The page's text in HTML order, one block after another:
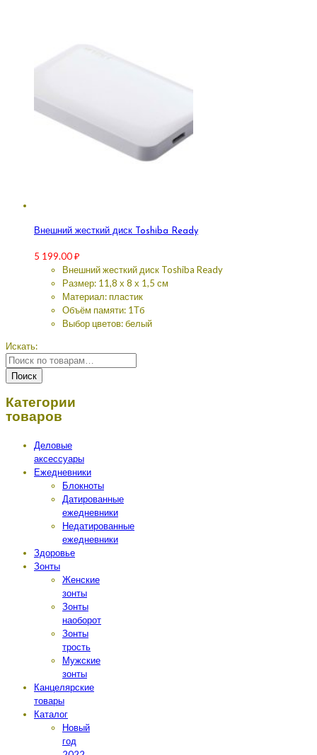
Внешний жесткий диск Toshiba Ready
5 199.00₽
Внешний жесткий диск Toshiba Ready
Размер: 11,8 х 8 х 1,5 см
Материал: пластик
Объём памяти: 1Тб
Выбор цветов: белый
Искать:
Поиск
Категории
товаров
Деловые
аксессуары
Ежедневники
Блокноты
Датированные
ежедневники
Недатированные
ежедневники
Здоровье
Зонты
Женские
зонты
Зонты
наоборот
Зонты
трость
Мужские
зонты
Канцелярские
товары
Каталог
Новый
год